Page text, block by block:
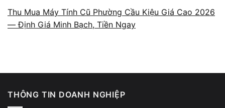
Màn hình còn hiển thị tốt, không lỗi nặng sẽ
được ưu tiên định giá cao hơn.
Quy trình kiểm tra và định giá
Thu Mua Máy Tính Cũ Phường Cầu Kiệu Giá Cao 2026
— Định Giá Minh Bạch, Tiền Ngay
THÔNG TIN DOANH NGHIỆP